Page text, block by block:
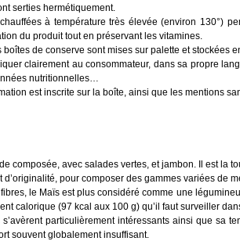
serties hermétiquement.
à température très élevée (environ 130°)
du produit tout en préservant les vitamines.
de conserve sont mises sur palette et stockées
clairement au consommateur, dans sa propre
nutritionnelles…
est inscrite sur la boîte, ainsi que les mentions
composée, avec salades vertes, et jambon. Il est la
d’originalité, pour composer des gammes variées de
le Maïs est plus considéré comme une
calorique (97 kcal aux 100 g) qu’il faut surveiller
particulièrement intéressants ainsi que sa
souvent globalement insuffisant.